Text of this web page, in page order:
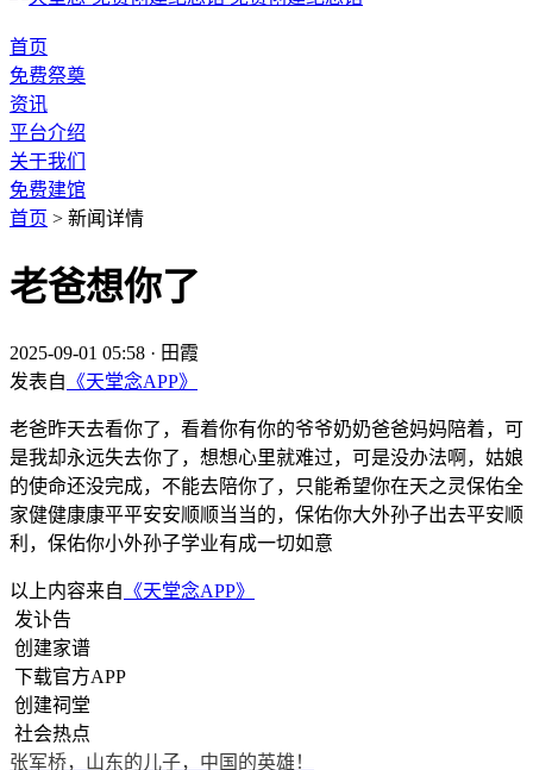
首页
免费祭奠
资讯
平台介绍
关于我们
免费建馆
首页 > 新闻详情
老爸想你了
2025-09-01 05:58 · 田霞
发表自 《天堂念APP》
老爸昨天去看你了，看着你有你的爷爷奶奶爸爸妈妈陪着，可
是我却永远失去你了，想想心里就难过，可是没办法啊，姑娘
的使命还没完成，不能去陪你了，只能希望你在天之灵保佑全
家健健康康平平安安顺顺当当的，保佑你大外孙子出去平安顺
利，保佑你小外孙子学业有成一切如意
以上内容来自 《天堂念APP》
发讣告
创建家谱
下载官方APP
创建祠堂
社会热点
张军桥，山东的儿子，中国的英雄！